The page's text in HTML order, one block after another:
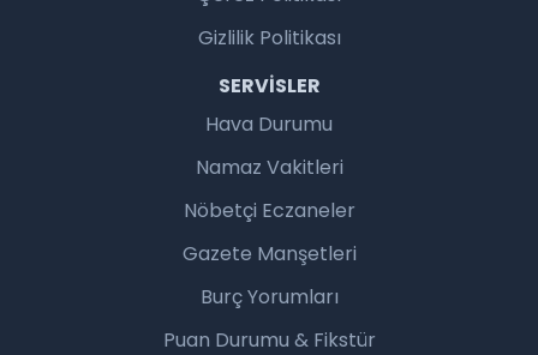
Gizlilik Politikası
SERVISLER
Hava Durumu
Namaz Vakitleri
Nöbetçi Eczaneler
Gazete Manşetleri
Burç Yorumları
Puan Durumu & Fikstür